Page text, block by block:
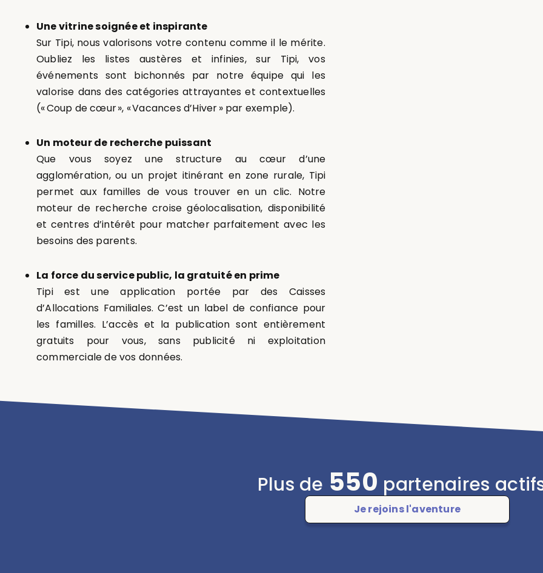
Une vitrine soignée et inspirante
Sur Tipi, nous valorisons votre contenu comme il le mérite.
Oubliez les listes austères et infinies, sur Tipi, vos
événements sont bichonnés par notre équipe qui les
valorise dans des catégories attrayantes et contextuelles
(« Coup de cœur », « Vacances d’Hiver » par exemple).
Un moteur de recherche puissant
Que vous soyez une structure au cœur d’une
agglomération, ou un projet itinérant en zone rurale, Tipi
permet aux familles de vous trouver en un clic. Notre
moteur de recherche croise géolocalisation, disponibilité
et centres d’intérêt pour matcher parfaitement avec les
besoins des parents.
La force du service public, la gratuité en prime
Tipi est une application portée par des Caisses
d’Allocations Familiales. C’est un label de confiance pour
les familles. L’accès et la publication sont entièrement
gratuits pour vous, sans publicité ni exploitation
commerciale de vos données.
Plus de 550 partenaires
Je rejoins l'aventure